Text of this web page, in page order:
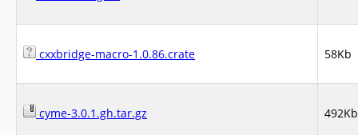
cxxbridge-macro-1.0.86.crate 58Kb
cyme-3.0.1.gh.tar.gz 492Kb